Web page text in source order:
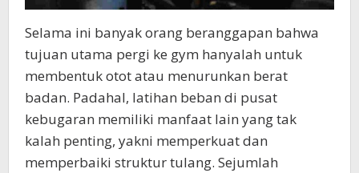
Selama ini banyak orang beranggapan bahwa
tujuan utama pergi ke gym hanyalah untuk
membentuk otot atau menurunkan berat
badan. Padahal, latihan beban di pusat
kebugaran memiliki manfaat lain yang tak
kalah penting, yakni memperkuat dan
memperbaiki struktur tulang. Sejumlah